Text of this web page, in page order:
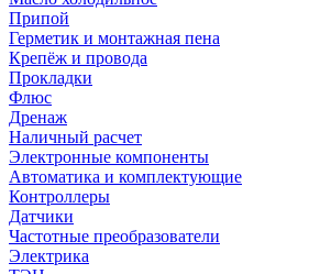
Припой
Герметик и монтажная пена
Крепёж и провода
Прокладки
Флюс
Дренаж
Наличный расчет
Электронные компоненты
Автоматика и комплектующие
Контроллеры
Датчики
Частотные преобразователи
Электрика